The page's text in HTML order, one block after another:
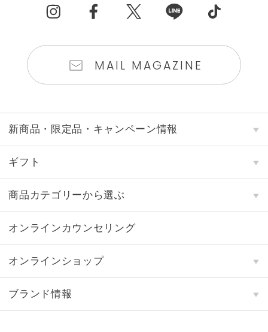
MAIL MAGAZINE
新商品・限定品・キャンペーン情報
ギフト
商品カテゴリーから選ぶ
オンラインカウンセリング
オンラインショップ
ブランド情報